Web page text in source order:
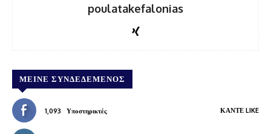
poulatakefalonias
ΜΕΊΝΕ ΣΥΝΔΕΔΕΜΈΝΟΣ
1,093 Υποστηρικτές ΚΆΝΤΕ LIKE